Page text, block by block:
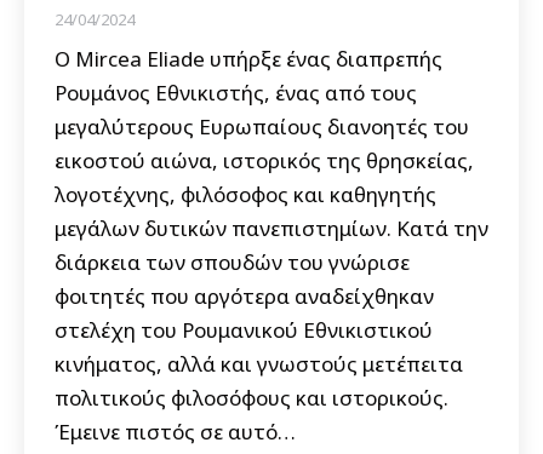
24/04/2024
Ο Mircea Eliade υπήρξε ένας διαπρεπής
Ρουμάνος Εθνικιστής, ένας από τους
μεγαλύτερους Ευρωπαίους διανοητές του
εικοστού αιώνα, ιστορικός της θρησκείας,
λογοτέχνης, φιλόσοφος και καθηγητής
μεγάλων δυτικών πανεπιστημίων. Κατά την
διάρκεια των σπουδών του γνώρισε
φοιτητές που αργότερα αναδείχθηκαν
στελέχη του Ρουμανικού Εθνικιστικού
κινήματος, αλλά και γνωστούς μετέπειτα
πολιτικούς φιλοσόφους και ιστορικούς.
Έμεινε πιστός σε αυτό…